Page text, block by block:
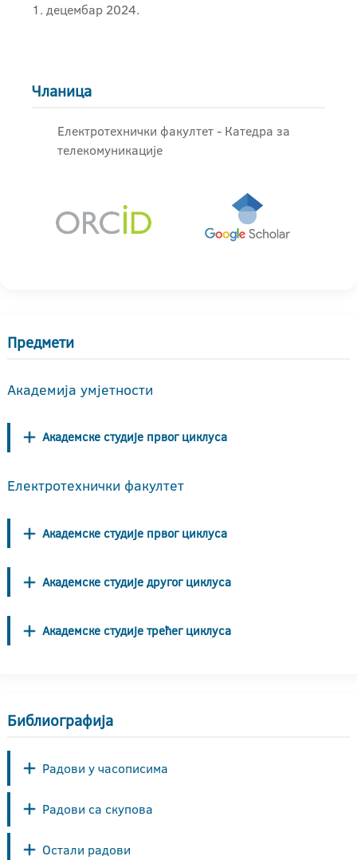
1. децембар 2024.
Чланица
Електротехнички факултет - Катедра за
телекомуникације
Предмети
Академија умјетности
Академске студије првог циклуса
Електротехнички факултет
Академске студије првог циклуса
Академске студије другог циклуса
Академске студије трећег циклуса
Библиографија
Радови у часописима
Радови са скупова
Остали радови